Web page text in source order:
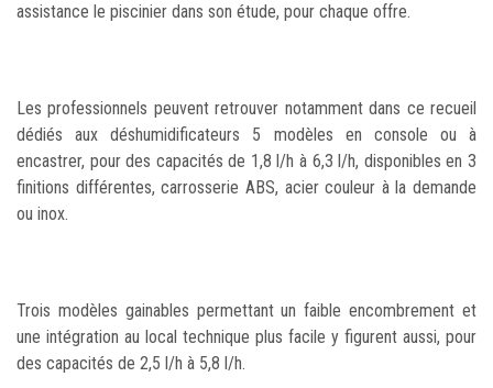
assistance le piscinier dans son étude, pour chaque offre.
Les professionnels peuvent retrouver notamment dans ce recueil
dédiés aux déshumidificateurs 5 modèles en console ou à
encastrer, pour des capacités de 1,8 l/h à 6,3 l/h, disponibles en 3
finitions différentes, carrosserie ABS, acier couleur à la demande
ou inox.
Trois modèles gainables permettant un faible encombrement et
une intégration au local technique plus facile y figurent aussi, pour
des capacités de 2,5 l/h à 5,8 l/h.